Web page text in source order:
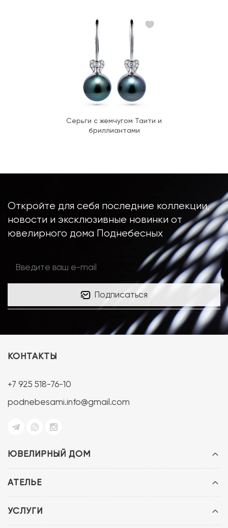
Серьги с жемчугом Таити и
бриллиантами
Откройте для себя последние коллекции,
новости и эксклюзивные новинки от
ювелирного дома Поднебесных
Подписаться
ЮВЕЛИРНЫЙ ДОМ
АТЕЛЬЕ
УСЛУГИ
КОНТАКТЫ
+7 925 518-76-10
podnebesami.info@gmail.com